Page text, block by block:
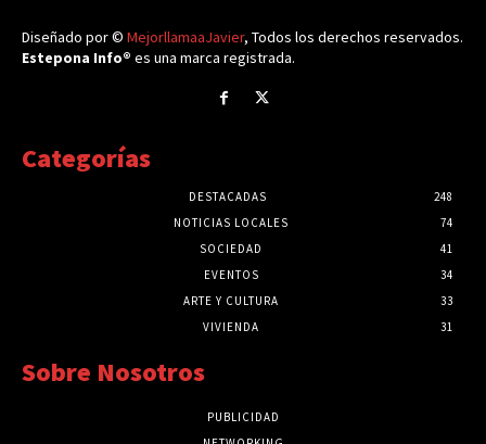
Diseñado por © MejorllamaaJavier, Todos los derechos reservados.
Estepona Info® es una marca registrada.
Categorías
DESTACADAS
248
NOTICIAS LOCALES
74
SOCIEDAD
41
EVENTOS
34
ARTE Y CULTURA
33
VIVIENDA
31
Sobre Nosotros
PUBLICIDAD